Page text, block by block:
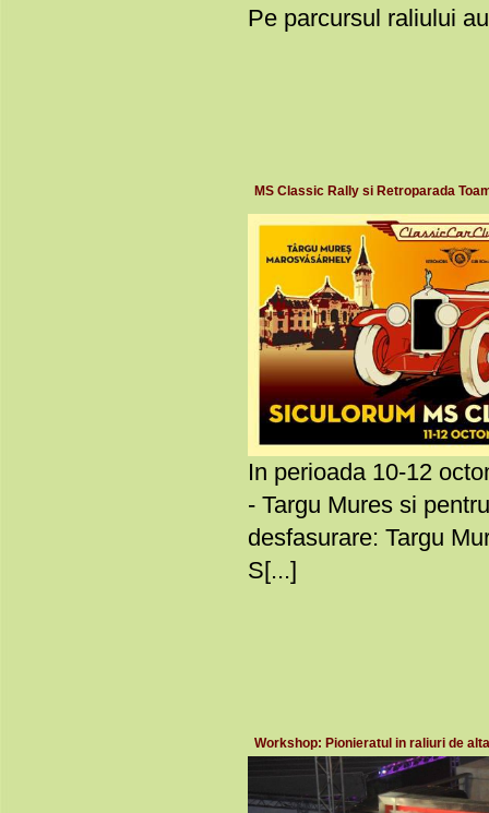
Pe parcursul raliului
MS Classic Rally si Retroparada
In perioada 10-12
- Targu Mures si
desfasurare: Targu
S[...]
Workshop: Pionieratul in raliuri de